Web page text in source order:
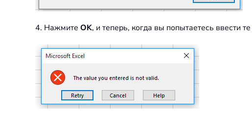
4. Нажмите OK, и теперь, когда вы попытаетесь ввести